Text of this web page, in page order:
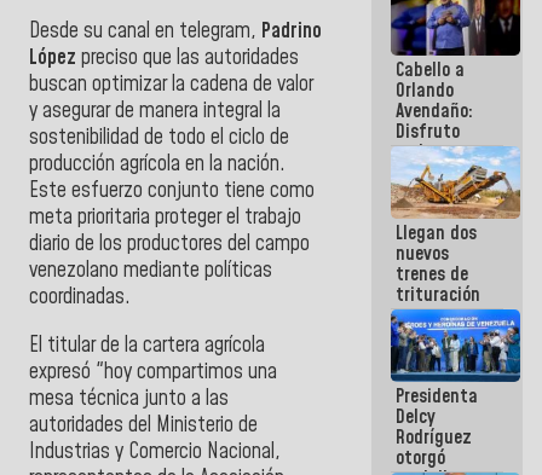
Desde su canal en telegram, Padrino
López preciso que las autoridades
buscan optimizar la cadena de valor
y asegurar de manera integral la
sostenibilidad de todo el ciclo de
producción agrícola en la nación.
Este esfuerzo conjunto tiene como
meta prioritaria proteger el trabajo
diario de los productores del campo
venezolano mediante políticas
coordinadas.
El titular de la cartera agrícola
expresó "hoy compartimos una
mesa técnica junto a las
autoridades del Ministerio de
Industrias y Comercio Nacional,
Cabello a
Orlando
Avendaño:
Disfruto
cada vez
que escribes
porque lo
que haces
es
embarrarla
Llegan dos
nuevos
trenes de
trituración
para
optimizar
manejo de
escombros
en La Guaira
Presidenta
Delcy
Rodríguez
otorgó